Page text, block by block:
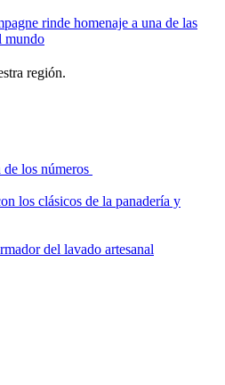
rinde homenaje a una de las
mundo
región.
los números
los clásicos de la panadería y
del lavado artesanal